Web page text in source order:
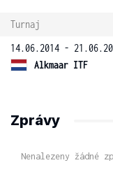
Turnaj
14.06.2014 -
Alkmaar ITF
Zprávy
Nenalezeny žádné